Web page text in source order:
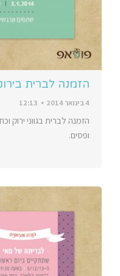
הזמנה לברית
4 בינואר 2014 12:13
הזמנה לברית בגווני ירוק
ופסים.